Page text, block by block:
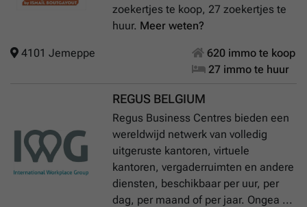
zoekertjes te koop, 27 zoekertjes te
huur. Meer weten?
4101 Jemeppe
620 immo te koop
27 immo te huur
REGUS BELGIUM
Regus Business Centres bieden een
wereldwijd netwerk van volledig
uitgeruste kantoren, virtuele
kantoren, vergaderruimten en andere
diensten, beschikbaar per uur, per
dag, per maand of per jaar. Ongea ...